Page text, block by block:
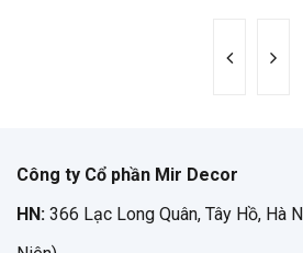
Công ty Cổ phần Mir Decor
HN: 366 Lạc Long Quân, Tây Hồ, Hà